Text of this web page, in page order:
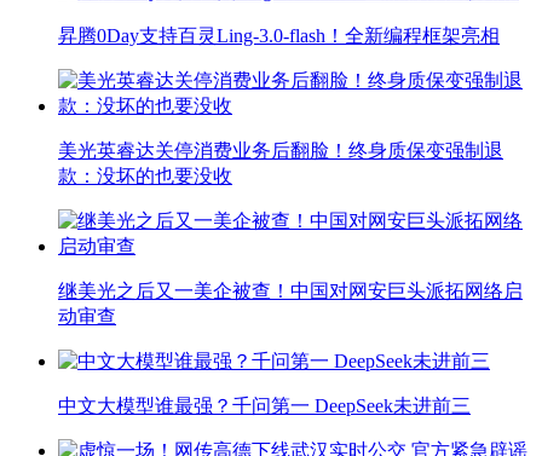
昇腾0Day支持百灵Ling-3.0-flash！全新编程框架亮相
美光英睿达关停消费业务后翻脸！终身质保变强制退
款：没坏的也要没收
继美光之后又一美企被查！中国对网安巨头派拓网络启
动审查
中文大模型谁最强？千问第一 DeepSeek未进前三